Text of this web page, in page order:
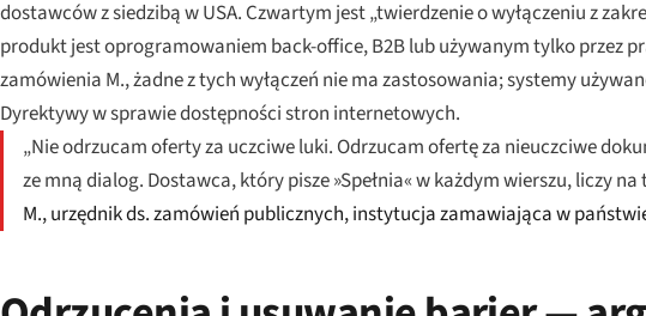
dostawców z siedzibą w USA. Czwartym jest „twierdzenie o wyłączeniu z
produkt jest oprogramowaniem back-office, B2B lub używanym tylko przez
zamówienia M., żadne z tych wyłączeń nie ma zastosowania; systemy
Dyrektywy w sprawie dostępności stron internetowych.
„Nie odrzucam oferty za uczciwe luki. Odrzucam ofertę za nieuczciwe
ze mną dialog. Dostawca, który pisze »Spełnia« w każdym wierszu, liczy
M., urzędnik ds. zamówień publicznych, instytucja zamawiająca w